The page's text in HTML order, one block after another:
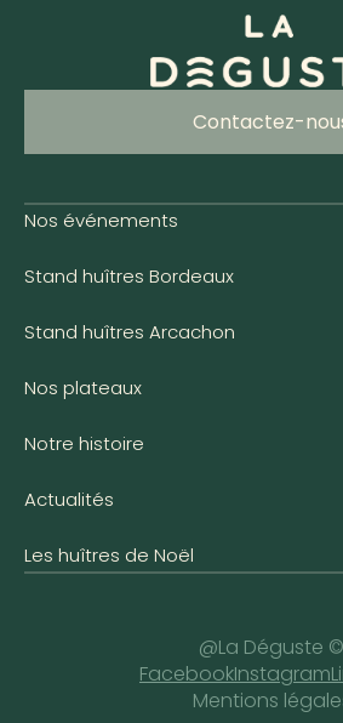
Contactez-
Nos événements
Stand huîtres Bordeaux
Stand huîtres Arcachon
Nos plateaux
Notre histoire
Actualités
Les huîtres de Noël
@La Déguste ©
FacebookInstagram
Mentions